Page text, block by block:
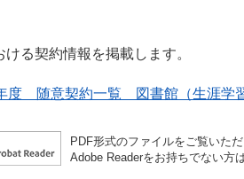
ける契約情報を掲載します。
度 随意契約一覧 図書館（生涯学
PDF形式のファイルをご覧いた
Adobe Readerをお持ちでない方